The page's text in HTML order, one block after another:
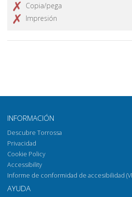
Copia/pega
Impresión
INFORMACIÓN
Descubre Torrossa
Privacidad
Cookie Policy
Accessibility
Informe de conformidad de accesibilidad
AYUDA